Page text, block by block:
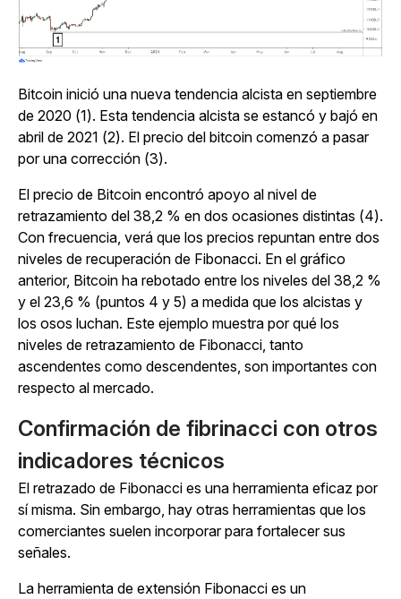
Bitcoin inició una nueva tendencia alcista en septiembre
de 2020 (1). Esta tendencia alcista se estancó y bajó en
abril de 2021 (2). El precio del bitcoin comenzó a pasar
por una corrección (3).
El precio de Bitcoin encontró apoyo al nivel de
retrazamiento del 38,2 % en dos ocasiones distintas (4).
Con frecuencia, verá que los precios repuntan entre dos
niveles de recuperación de Fibonacci. En el gráfico
anterior, Bitcoin ha rebotado entre los niveles del 38,2 %
y el 23,6 % (puntos 4 y 5) a medida que los alcistas y
los osos luchan. Este ejemplo muestra por qué los
niveles de retrazamiento de Fibonacci, tanto
ascendentes como descendentes, son importantes con
respecto al mercado.
Confirmación de fibrinacci con otros
indicadores técnicos
El retrazado de Fibonacci es una herramienta eficaz por
sí misma. Sin embargo, hay otras herramientas que los
comerciantes suelen incorporar para fortalecer sus
señales.
La herramienta de extensión Fibonacci es un